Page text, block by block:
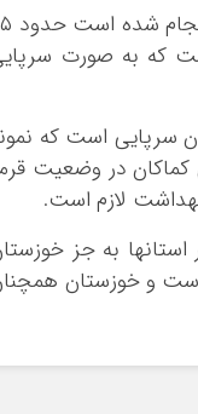
آذربایجان
اردبیل
بوشهر
چهار محال و
خراسان
خراسان
وی گفت: تاکنون ۶۲۹ هزار و
جدید از افرادی است که به صورت
بستری است و ۱۴۶۸ مورد از بین مبتلایان سرپایی است که
در وضعیت
لازم است.
به جز
است و خوزستان